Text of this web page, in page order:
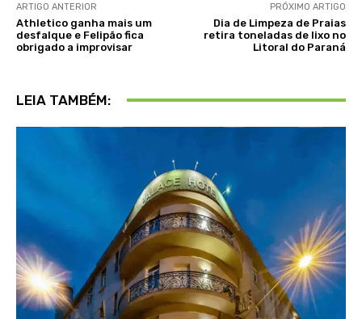
ARTIGO ANTERIOR
Athletico ganha mais um
desfalque e Felipão fica
obrigado a improvisar
PRÓXIMO ARTIGO
Dia de Limpeza de Praias
retira toneladas de lixo no
Litoral do Paraná
LEIA TAMBÉM: